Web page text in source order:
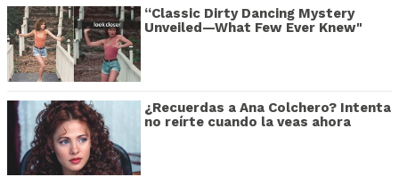
“Classic Dirty Dancing Mystery
Unveiled—What Few Ever Knew"
¿Recuerdas a Ana Colchero? Intenta
no reírte cuando la veas ahora